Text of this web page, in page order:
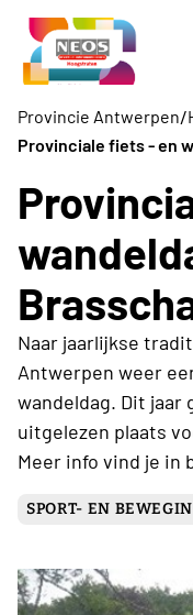
Provincie Antwerpen/
Provinciale fiets - en
Naar jaarlijkse
Antwerpen weer
wandeldag. Dit jaar
uitgelezen plaats
Meer info vind je in
SPORT- EN